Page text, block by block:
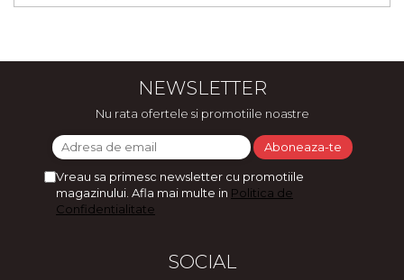
NEWSLETTER
Nu rata ofertele si promotiile noastre
Vreau sa primesc newsletter cu promotiile
magazinului. Afla mai multe in Politica de
Confidentialitate
SOCIAL